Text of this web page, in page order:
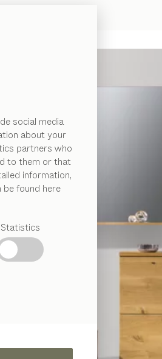
social media
about your
partners who
to them or that
information,
found here
Statistics